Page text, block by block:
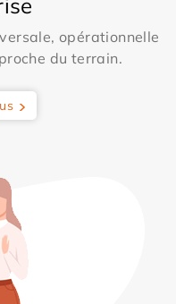
opérationnelle
du terrain.